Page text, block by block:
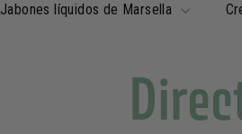
Jabones líquidos de Marsella